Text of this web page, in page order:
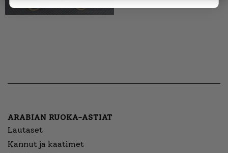
ARABIAN RUOKA-ASTIAT
Lautaset
Kannut ja kaatimet